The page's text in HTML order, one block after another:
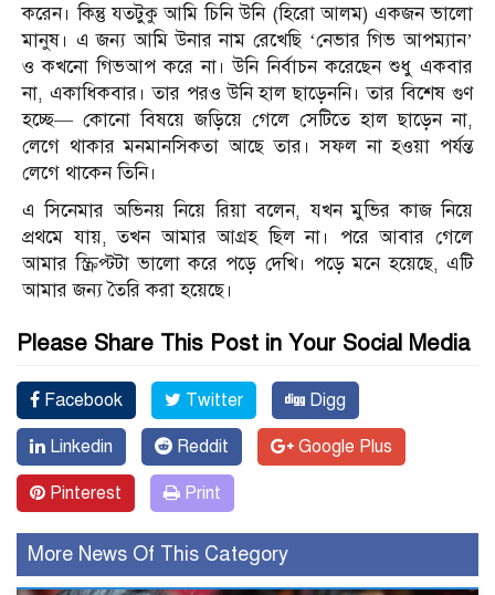
করেন। কিন্তু যতটুকু আমি চিনি উনি (হিরো আলম) একজন ভালো
মানুষ। এ জন্য আমি উনার নাম রেখেছি ‘নেভার গিভ আপম্যান’
ও কখনো গিভআপ করে না। উনি নির্বাচন করেছেন শুধু একবার
না, একাধিকবার। তার পরও উনি হাল ছাড়েননি। তার বিশেষ গুণ
হচ্ছে— কোনো বিষয়ে জড়িয়ে গেলে সেটিতে হাল ছাড়েন না,
লেগে থাকার মনমানসিকতা আছে তার। সফল না হওয়া পর্যন্ত
লেগে থাকেন তিনি।
এ সিনেমার অভিনয় নিয়ে রিয়া বলেন, যখন মুভির কাজ নিয়ে
প্রথমে যায়, তখন আমার আগ্রহ ছিল না। পরে আবার গেলে
আমার স্ক্রিপ্টটা ভালো করে পড়ে দেখি। পড়ে মনে হয়েছে, এটি
আমার জন্য তৈরি করা হয়েছে।
Please Share This Post in Your Social Media
Facebook Twitter Digg
Linkedin Reddit Google Plus
Pinterest Print
More News Of This Category